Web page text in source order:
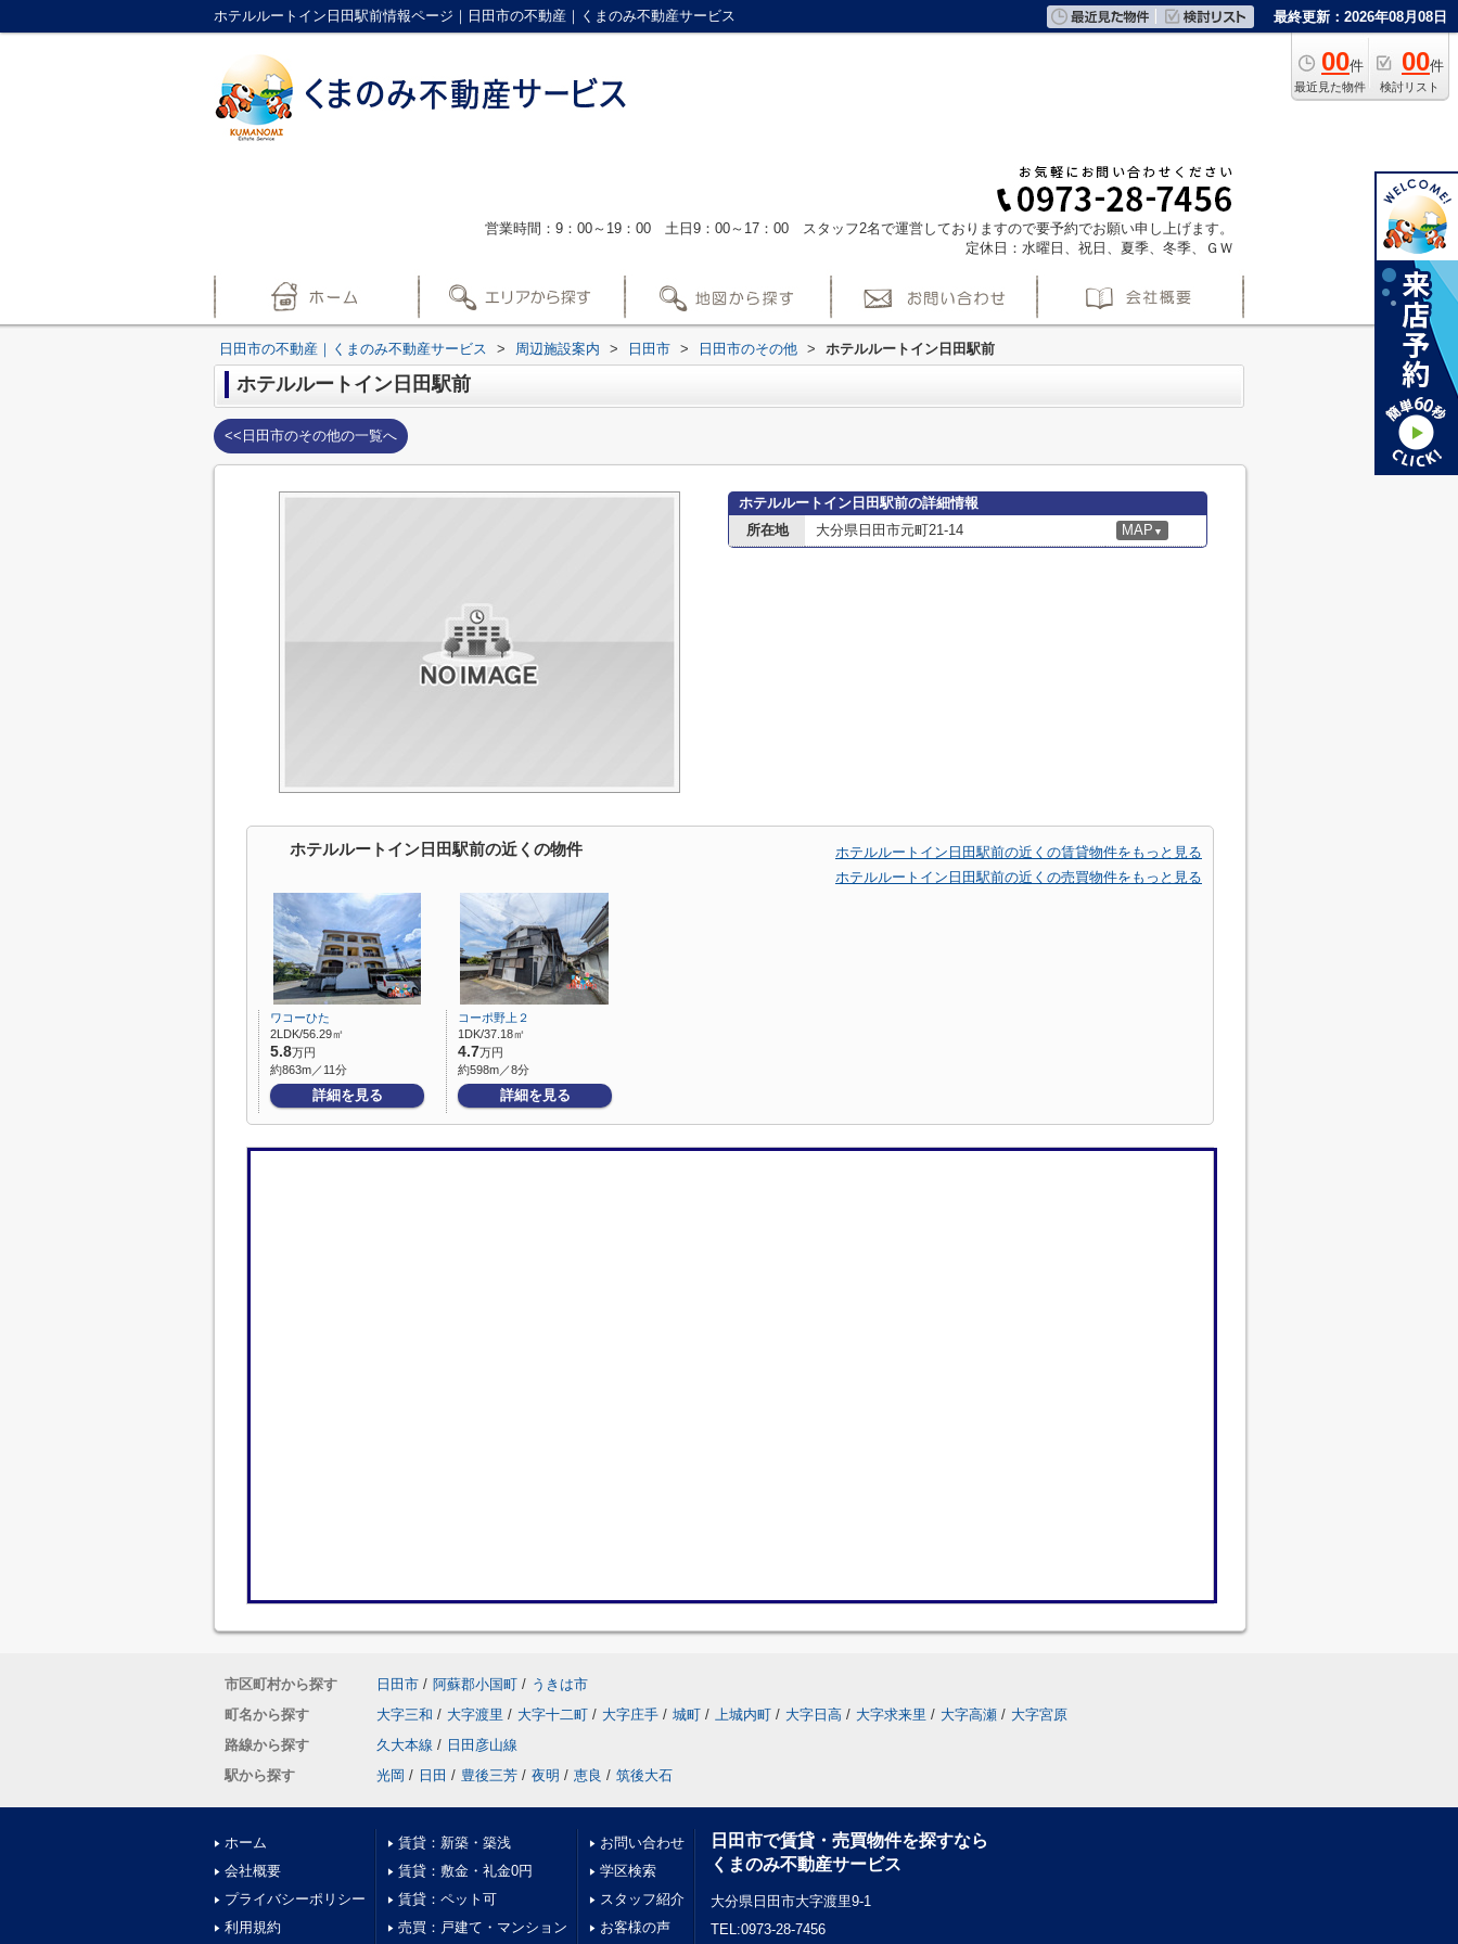
ホテルルートイン日田駅前情報ページ｜日田市の不動産｜くまのみ不動産サービス 最終更新：2026年08月08日
00件
最近見た物件
00件
検討リスト
営業時間：9：00～19：00 土日9：00～17：00 スタッフ2名で運営しておりますので要予約でお願い申し上げます。
定休日：水曜日、祝日、夏季、冬季、ＧＷ
日田市の不動産｜くまのみ不動産サービス > 周辺施設案内 > 日田市 > 日田市のその他 > ホテルルートイン日田駅前
ホテルルートイン日田駅前
<<日田市のその他の一覧へ
ホテルルートイン日田駅前の詳細情報
所在地
大分県日田市元町21-14 MAP ▼
ホテルルートイン日田駅前の近くの物件
ホテルルートイン日田駅前の近くの賃貸物件をもっと見る
ホテルルートイン日田駅前の近くの売買物件をもっと見る
ワコーひた
2LDK/56.29㎡
5.8万円
約863m／11分
詳細を見る
コーポ野上２
1DK/37.18㎡
4.7万円
約598m／8分
詳細を見る
市区町村から探す 日田市 / 阿蘇郡小国町 / うきは市
町名から探す
大字三和 / 大字渡里 / 大字十二町 / 大字庄手 / 城町 / 上城内町 / 大字日高 / 大字求来里 / 大字高瀬 / 大字宮原
路線から探す
久大本線 / 日田彦山線
駅から探す
光岡 / 日田 / 豊後三芳 / 夜明 / 恵良 / 筑後大石
ホーム
会社概要
プライバシーポリシー
利用規約
賃貸：新築・築浅
賃貸：敷金・礼金0円
賃貸：ペット可
売買：戸建て・マンション
お問い合わせ
学区検索
スタッフ紹介
お客様の声
日田市で賃貸・売買物件を探すなら
くまのみ不動産サービス
大分県日田市大字渡里9-1
TEL:0973-28-7456